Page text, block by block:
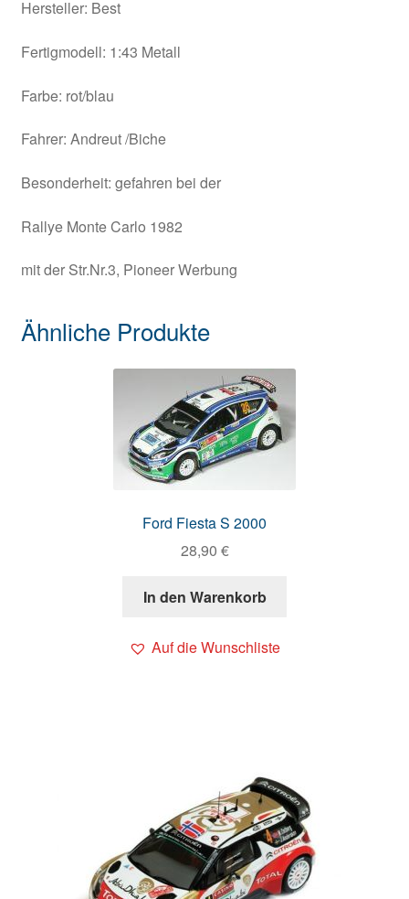
Hersteller: Best
Fertigmodell: 1:43 Metall
Farbe: rot/blau
Fahrer: Andreut /Biche
Besonderheit: gefahren bei der
Rallye Monte Carlo 1982
mit der Str.Nr.3, Pioneer Werbung
Ähnliche Produkte
Ford Fiesta S 2000
28,90 €
In den Warenkorb
Auf die Wunschliste